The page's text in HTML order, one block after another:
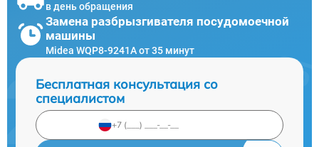
в день обращения
Замена разбрызгивателя посудомоечной
машины
Midea WQP8-9241A от 35 минут
Бесплатная консультация со
специалистом